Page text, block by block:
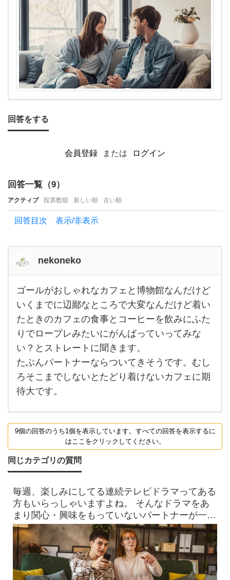
ま
し
て、
そ
こ
が
へ
ん
ぴ
っ
た
と
し
す。
街中
で
す
回答をする
会員登録 または ログイン
回答一覧（9）
アクティブ 投票数順 新しい順 古い順
回答目次 表示/非表示
nekoneko
ゴ
ー
が
お
し
ゃ
れ
な
カ
フ
ェ
と
物
な
ん
け
ど
で
に
辺
鄙
な
と
こ
ろ
で
大
変
ゴールがおしゃれなカフェと博物館なんだけど
いくまでに辺鄙なところで大変なんだけど着い
たときのカフェの食事とコーヒーを飲みにふた
りでロープレみたいにがんばっていってみな
い？とストレートに聞きます。
たぶんパートナーならついてきそうです。むし
ろそこまでしないとたどり着けないカフェに期
待大です。
9個の回答のうち1個を表示しています。すべての回答を表示するに
はここをクリックしてください。
同じカテゴリの質問
毎週、楽しみにしてる連続テレビドラマってある
方もいらっしゃいますよね。 そんなドラマをあ
まり関心・興味をもっていないパートナーが一緒
に見ているときに ド